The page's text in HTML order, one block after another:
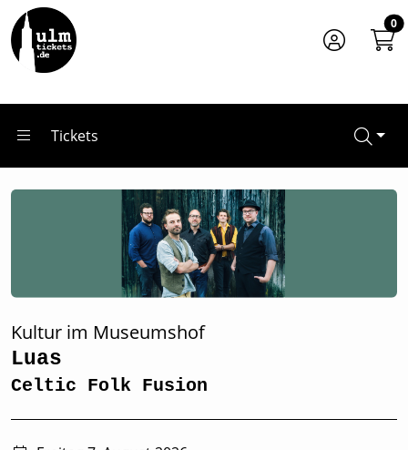
Zum Hauptinhalt springen 0
Tickets
Startseite
Tickets
Luas
Kultur im Museumshof
Luas
Celtic Folk Fusion